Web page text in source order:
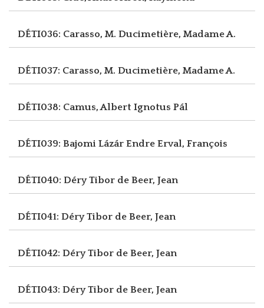
DÉTI036: Carasso, M. Ducimetière, Madame A.
DÉTI037: Carasso, M. Ducimetière, Madame A.
DÉTI038: Camus, Albert Ignotus Pál
DÉTI039: Bajomi Lázár Endre Erval, François
DÉTI040: Déry Tibor de Beer, Jean
DÉTI041: Déry Tibor de Beer, Jean
DÉTI042: Déry Tibor de Beer, Jean
DÉTI043: Déry Tibor de Beer, Jean